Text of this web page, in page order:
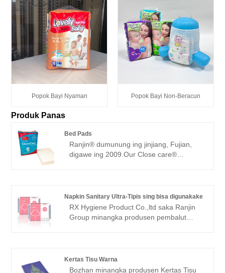
Popok Bayi Nyaman Popok Bayi Non-Beracun
Produk Panas
Bed Pads
Ranjin® dumunung ing jinjiang, Fujian,
digawe ing 2009.Our Close care®
Napkin Sanitary Ultra-Tipis sing bisa digunakake
RX Hygiene Product Co.,ltd saka Ranjin
Group minangka produsen pembalut
ngisor iki yaiku introduksi serbet wanita
Ultra-tipis sing bisa digunakake kanthi
Kertas Tisu Warna
Bozhan minangka produsen Kertas Tisu